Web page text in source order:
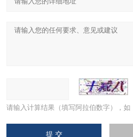
请输入计算结果（填写阿拉伯数字），如